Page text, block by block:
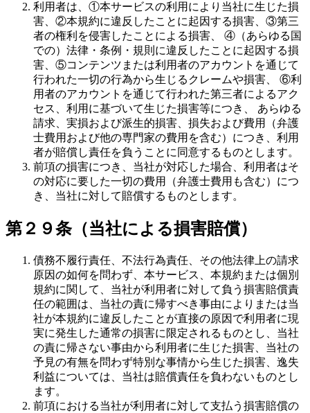
利用者は、①本サービスの利用により当社に生じた損
害、②本規約に違反したことに起因する損害、③第三
者の権利を侵害したことによる損害、 ④（あらゆる国
での）法律・条例・規則に違反したことに起因する損
害、⑤コンテンツまたは利用者のアカウントを通じて
行われた一切の行為から生じるクレームや損害、 ⑥利
用者のアカウントを通じて行われた第三者によるアク
セス、利用に基づいて生じた損害等につき、 あらゆる
請求、実損および派生的損害、損失および費用（弁護
士費用および他の専門家の費用を含む）につき、利用
者が賠償し責任を負うことに同意するものとします。
前項の損害につき、当社が対応した場合、利用者はそ
の対応に要した一切の費用（弁護士費用も含む）につ
き、当社に対して賠償するものとします。
第２９条（当社による損害賠償）
債務不履行責任、不法行為責任、その他法律上の請求
原因の如何を問わず、本サービス、本規約または個別
規約に関して、当社が利用者に対して負う損害賠償責
任の範囲は、当社の責に帰すべき事由によりまたは当
社が本規約に違反したことが直接の原因で利用者に現
実に発生した通常の損害に限定されるものとし、当社
の責に帰さない事由から利用者に生じた損害、当社の
予見の有無を問わず特別な事情から生じた損害、逸失
利益については、当社は賠償責任を負わないものとし
ます。
前項における当社が利用者に対して支払う損害賠償の